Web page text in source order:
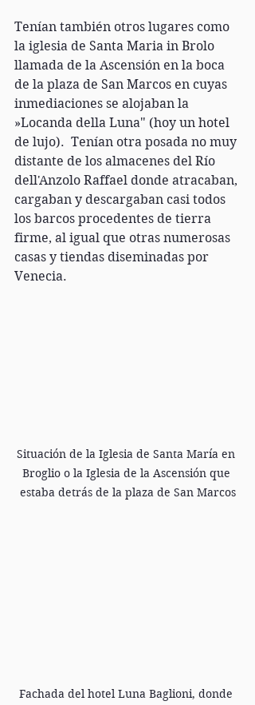
Tenían también otros lugares como
la iglesia de Santa Maria in Brolo
llamada de la Ascensión en la boca
de la plaza de San Marcos en cuyas
inmediaciones se alojaban la
»Locanda della Luna" (hoy un hotel
de lujo).  Tenían otra posada no muy
distante de los almacenes del Río
dell'Anzolo Raffael donde atracaban,
cargaban y descargaban casi todos
los barcos procedentes de tierra
firme, al igual que otras numerosas
casas y tiendas diseminadas por
Venecia.
Situación de la Iglesia de Santa María en
Broglio o la Iglesia de la Ascensión que
estaba detrás de la plaza de San Marcos
Fachada del hotel Luna Baglioni, donde